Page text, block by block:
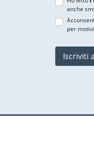
anche
per
Iscriviti